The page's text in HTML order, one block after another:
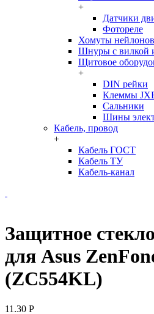
+
Датчики
Фотореле
Хомуты
Шнуры с вилкой
Щитовое
+
DIN рейки
Клеммы
Сальники
Шины
Кабель, провод
+
Кабель ГОСТ
Кабель ТУ
Кабель-канал
Защитное
для Asus
(ZC554KL)
11.30 Р